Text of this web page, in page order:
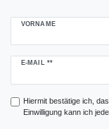
VORNAME
E-MAIL **
Newsletter
Hiermit bestätige ich,
Einwilligung kann ich